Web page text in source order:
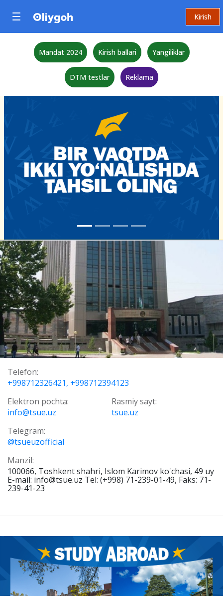
Kirish
Mandat 2024 Kirish ballari Yangiliklar
DTM testlar Reklama
Telefon:
+998712326421, +998712394123
Elektron pochta:
info@tsue.uz
Rasmiy sayt:
tsue.uz
Telegram:
@tsueuzofficial
Manzil:
100066, Toshkent shahri, Islom Karimov ko'chasi, 49 uy
E-mail: info@tsue.uz Tel: (+998) 71-239-01-49, Faks: 71-
239-41-23